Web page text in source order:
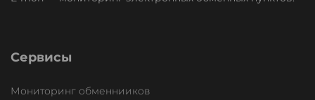
Сервисы
Мониторинг обменнииков